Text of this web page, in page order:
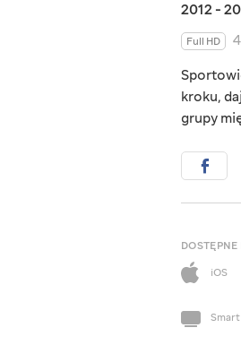
2012 -
Full HD
kroku,
grupy
iOS